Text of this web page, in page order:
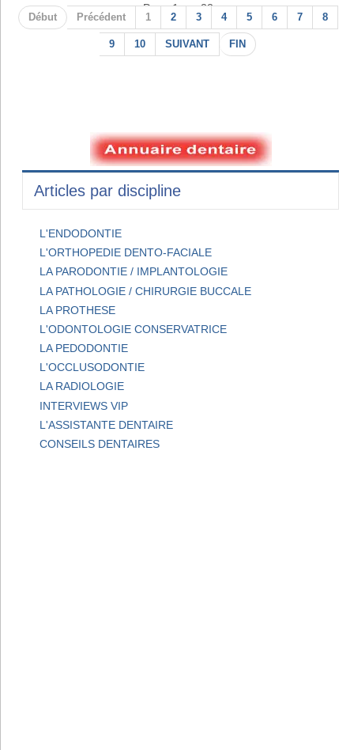
Page 1 sur 22
Début Précédent 1 2 3 4 5 6 7 8
9 10 SUIVANT FIN
Articles par discipline
L'ENDODONTIE
L'ORTHOPEDIE DENTO-FACIALE
LA PARODONTIE / IMPLANTOLOGIE
LA PATHOLOGIE / CHIRURGIE BUCCALE
LA PROTHESE
L'ODONTOLOGIE CONSERVATRICE
LA PEDODONTIE
L'OCCLUSODONTIE
LA RADIOLOGIE
INTERVIEWS VIP
L'ASSISTANTE DENTAIRE
CONSEILS DENTAIRES